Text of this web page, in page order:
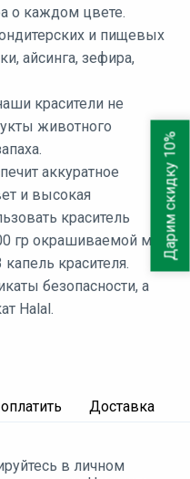
о каждом цвете.
и пищевых
айсинга, зефира,
красители не
животного
аккуратное
и высокая
краситель
гр окрашиваемой массы
красителя.
безопасности, а
Halal.
Доставка
в личном
Дарим скидку 10%